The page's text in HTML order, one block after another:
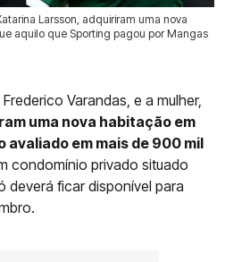
Larsson, adquiriram uma nova
aquilo que Sporting pagou por Mangas
Varandas, e a mulher,
uma nova habitação em
em mais de 900 mil
condomínio privado situado
deverá ficar disponível para